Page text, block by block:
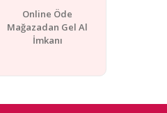
Online Öde
Mağazadan Gel Al
İmkanı